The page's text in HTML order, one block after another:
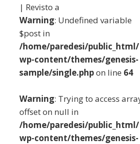
| Revisto a
Warning: Undefined variable
$post in
/home/paredesi/public_html/
wp-content/themes/genesis-
sample/single.phpon line 64
Warning: Trying to access
offset on null in
/home/paredesi/public_html/
wp-content/themes/genesis-